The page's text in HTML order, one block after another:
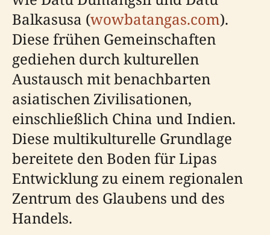
Balkasusa (wowbatangas.com).
Diese frühen Gemeinschaften
gediehen durch kulturellen
Austausch mit benachbarten
asiatischen Zivilisationen,
einschließlich China und Indien.
Diese multikulturelle Grundlage
bereitete den Boden für Lipas
Entwicklung zu einem regionalen
Zentrum des Glaubens und des
Handels.